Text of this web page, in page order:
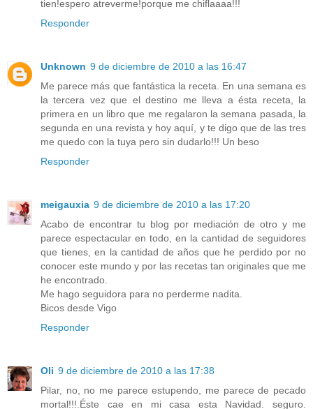
tien!espero atreverme!porque me chiflaaaa!!!
Responder
Unknown 9 de diciembre de 2010 a las 16:47
Me parece más que fantástica la receta. En una semana es
la tercera vez que el destino me lleva a ésta receta, la
primera en un libro que me regalaron la semana pasada, la
segunda en una revista y hoy aquí, y te digo que de las tres
me quedo con la tuya pero sin dudarlo!!! Un beso
Responder
meigauxia 9 de diciembre de 2010 a las 17:20
Acabo de encontrar tu blog por mediación de otro y me
parece espectacular en todo, en la cantidad de seguidores
que tienes, en la cantidad de años que he perdido por no
conocer este mundo y por las recetas tan originales que me
he encontrado.
Me hago seguidora para no perderme nadita.
Bicos desde Vigo
Responder
Oli 9 de diciembre de 2010 a las 17:38
Pilar, no, no me parece estupendo, me parece de pecado
mortal!!!.Éste cae en mi casa esta Navidad. seguro.